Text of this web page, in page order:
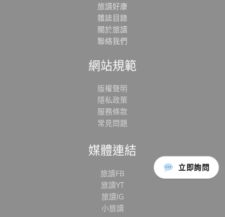
立即詢問
旅讀好康
雜誌目錄
關於旅讀
聯絡我們
網站規範
版權聲明
隱私政策
服務條款
常見問題
媒體連結
旅讀FB
旅讀YT
旅讀IG
小旅讀